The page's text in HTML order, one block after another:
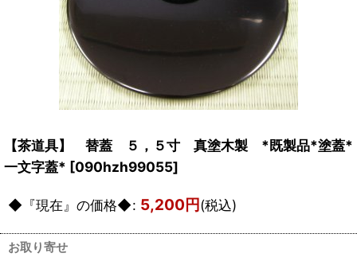
【茶道具】 替蓋 ５，５寸 真塗木製 *既製品*塗蓋*
一文字蓋* [090hzh99055]
◆『現在』の価格◆: 5,200円(税込)
お取り寄せ